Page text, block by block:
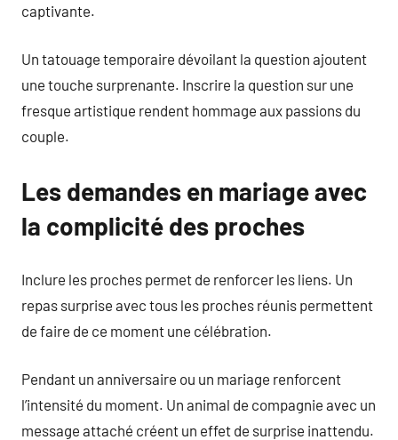
captivante.
Un tatouage temporaire dévoilant la question ajoutent
une touche surprenante. Inscrire la question sur une
fresque artistique rendent hommage aux passions du
couple.
Les demandes en mariage avec
la complicité des proches
Inclure les proches permet de renforcer les liens. Un
repas surprise avec tous les proches réunis permettent
de faire de ce moment une célébration.
Pendant un anniversaire ou un mariage renforcent
l’intensité du moment. Un animal de compagnie avec un
message attaché créent un effet de surprise inattendu.